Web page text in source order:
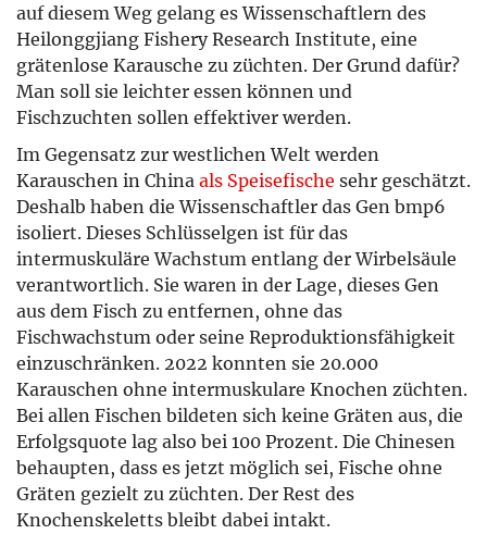
auf diesem Weg gelang es Wissenschaftlern des
Heilonggjiang Fishery Research Institute, eine
grätenlose Karausche zu züchten. Der Grund dafür?
Man soll sie leichter essen können und
Fischzuchten sollen effektiver werden.
Im Gegensatz zur westlichen Welt werden
Karauschen in China als Speisefische sehr geschätzt.
Deshalb haben die Wissenschaftler das Gen bmp6
isoliert. Dieses Schlüsselgen ist für das
intermuskuläre Wachstum entlang der Wirbelsäule
verantwortlich. Sie waren in der Lage, dieses Gen
aus dem Fisch zu entfernen, ohne das
Fischwachstum oder seine Reproduktionsfähigkeit
einzuschränken. 2022 konnten sie 20.000
Karauschen ohne intermuskulare Knochen züchten.
Bei allen Fischen bildeten sich keine Gräten aus, die
Erfolgsquote lag also bei 100 Prozent. Die Chinesen
behaupten, dass es jetzt möglich sei, Fische ohne
Gräten gezielt zu züchten. Der Rest des
Knochenskeletts bleibt dabei intakt.